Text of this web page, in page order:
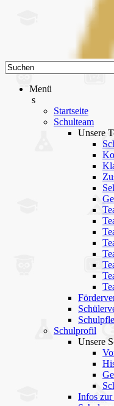
Menü
s
Startseite
Schulteam
Unsere
Schulprofil
Unsere
Infos zur